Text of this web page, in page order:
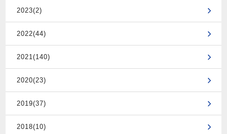
2023(2)
2022(44)
2021(140)
2020(23)
2019(37)
2018(10)